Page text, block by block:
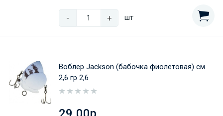
- + шт
Воблер Jackson (бабочка фиолетовая) см
2,6 гр 2,6